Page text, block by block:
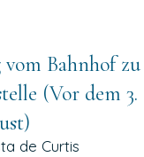
Bahnhof zu
(Vor dem 3.
de Curtis